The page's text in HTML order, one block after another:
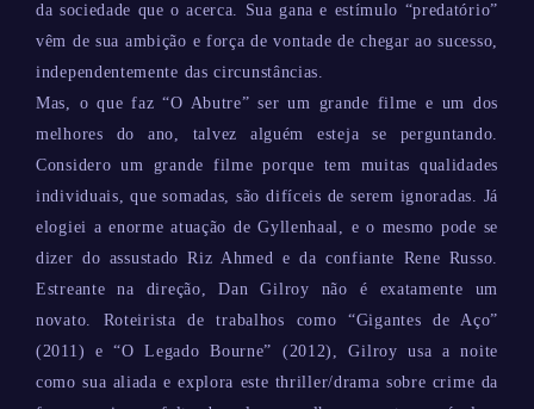
da sociedade que o acerca. Sua gana e estímulo “predatório”
vêm de sua ambição e força de vontade de chegar ao sucesso,
independentemente das circunstâncias.
Mas, o que faz “O Abutre” ser um grande filme e um dos
melhores do ano, talvez alguém esteja se perguntando.
Considero um grande filme porque tem muitas qualidades
individuais, que somadas, são difíceis de serem ignoradas. Já
elogiei a enorme atuação de Gyllenhaal, e o mesmo pode se
dizer do assustado Riz Ahmed e da confiante Rene Russo.
Estreante na direção, Dan Gilroy não é exatamente um
novato. Roteirista de trabalhos como “Gigantes de Aço”
(2011) e “O Legado Bourne” (2012), Gilroy usa a noite
como sua aliada e explora este thriller/drama sobre crime da